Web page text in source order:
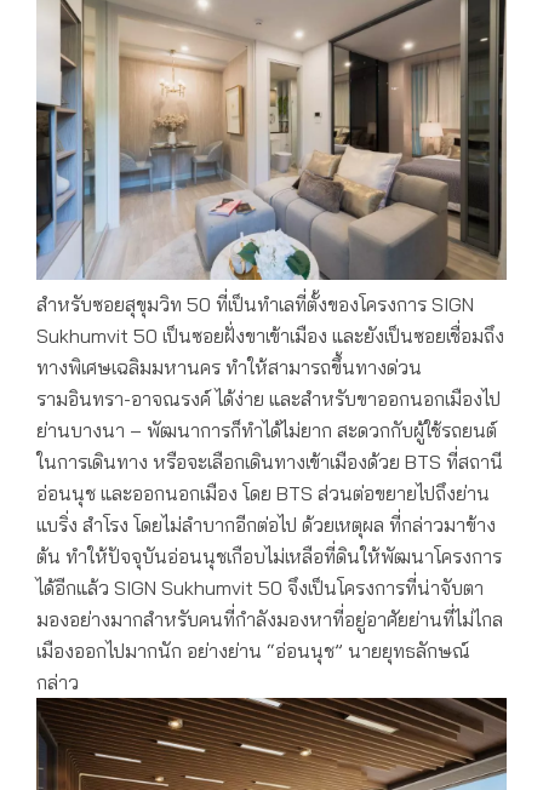
สำหรับซอยสุขุมวิท 50 ที่เป็นทำเลที่ตั้งของโครงการ SIGN
Sukhumvit 50 เป็นซอยฝั่งขาเข้าเมือง และยังเป็นซอยเชื่อมถึง
ทางพิเศษเฉลิมมหานคร ทำให้สามารถขึ้นทางด่วน
รามอินทรา-อาจณรงค์ ได้ง่าย และสำหรับขาออกนอกเมืองไป
ย่านบางนา – พัฒนาการก็ทำได้ไม่ยาก สะดวกกับผู้ใช้รถยนต์
ในการเดินทาง หรือจะเลือกเดินทางเข้าเมืองด้วย BTS ที่สถานี
อ่อนนุช และออกนอกเมือง โดย BTS ส่วนต่อขยายไปถึงย่าน
แบริ่ง สำโรง โดยไม่ลำบากอีกต่อไป ด้วยเหตุผล ที่กล่าวมาข้าง
ต้น ทำให้ปัจจุบันอ่อนนุชเกือบไม่เหลือที่ดินให้พัฒนาโครงการ
ได้อีกแล้ว SIGN Sukhumvit 50 จึงเป็นโครงการที่น่าจับตา
มองอย่างมากสำหรับคนที่กำลังมองหาที่อยู่อาศัยย่านที่ไม่ไกล
เมืองออกไปมากนัก อย่างย่าน “อ่อนนุช” นายยุทธลักษณ์
กล่าว